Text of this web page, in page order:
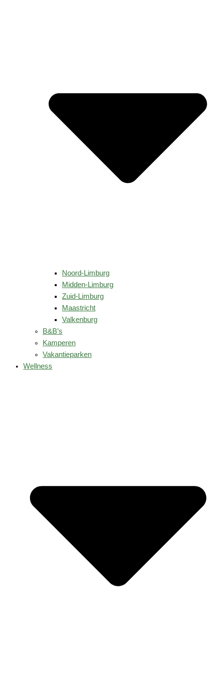
Noord-Limburg
Midden-Limburg
Zuid-Limburg
Maastricht
Valkenburg
B&B’s
Kamperen
Vakantieparken
Wellness